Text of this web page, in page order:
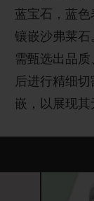
蓝宝石，蓝色
镶嵌沙弗莱石
需甄选出品
后进行精细
嵌，以展现其